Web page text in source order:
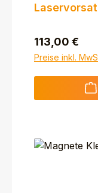
Regulärer
113,00 €
Preise inkl.